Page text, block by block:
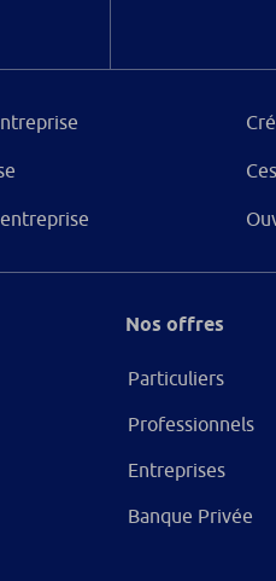
Nos offres
Particuliers
Professionnels
Entreprises
Banque Privée